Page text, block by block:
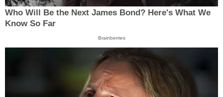
Who Will Be the Next James Bond? Here's What We
Know So Far
Brainberries